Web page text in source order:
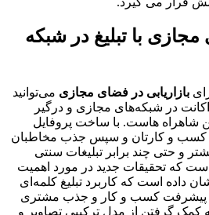
مجازی با تبلیغ در شبکه
بازاریابی در فضای مجازی می‌توانید
در شبکه‌های مجازی و درگیر
شاهراه هاست. با ساخت پروفایل
کسب ‌و کارتان و سپس جذب مخاطبان
و حتی چند برابر تبلیغات سنتی
که تحقیقات جدید در مورد اهمیت
داده ‌است که کاربرد تبلیغ کلمه‌ای
تا 10% ‌ به پیشرفت کسب ‌و کار و جذب مشتری
کمک گرفتن از مدل ترکیبی تصاویر و